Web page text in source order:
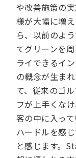
や改善施策の
様が大幅に増
ら、以前のよ
てグリーンを
ライできるイ
の概念が生ま
て、従来のゴ
フが上手くな
客の中に入っ
ハードルを感
と感じます。